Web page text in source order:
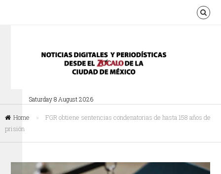
Saturday 8 August 2026
Home »
FGR obtiene sentencias condenatorias de hasta 158 años de
prisión